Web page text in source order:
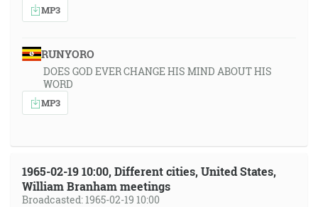
MP3
RUNYORO
DOES GOD EVER CHANGE HIS MIND ABOUT HIS
WORD
MP3
1965-02-19 10:00, Different cities, United States,
William Branham meetings
Broadcasted: 1965-02-19 10:00